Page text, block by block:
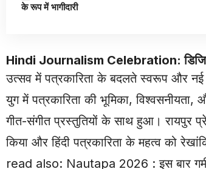
के रूप में भागीदारी
Hindi Journalism Celebration:
उत्सव में पत्रकारिता के बदलते स्वरूप और नई
युग में पत्रकारिता की भूमिका, विश्वसनीयता,
गीत-संगीत प्रस्तुतियों के साथ हुआ। रायपुर
किया और हिंदी पत्रकारिता के महत्व को
read also: Nautapa 2026 : इस बार